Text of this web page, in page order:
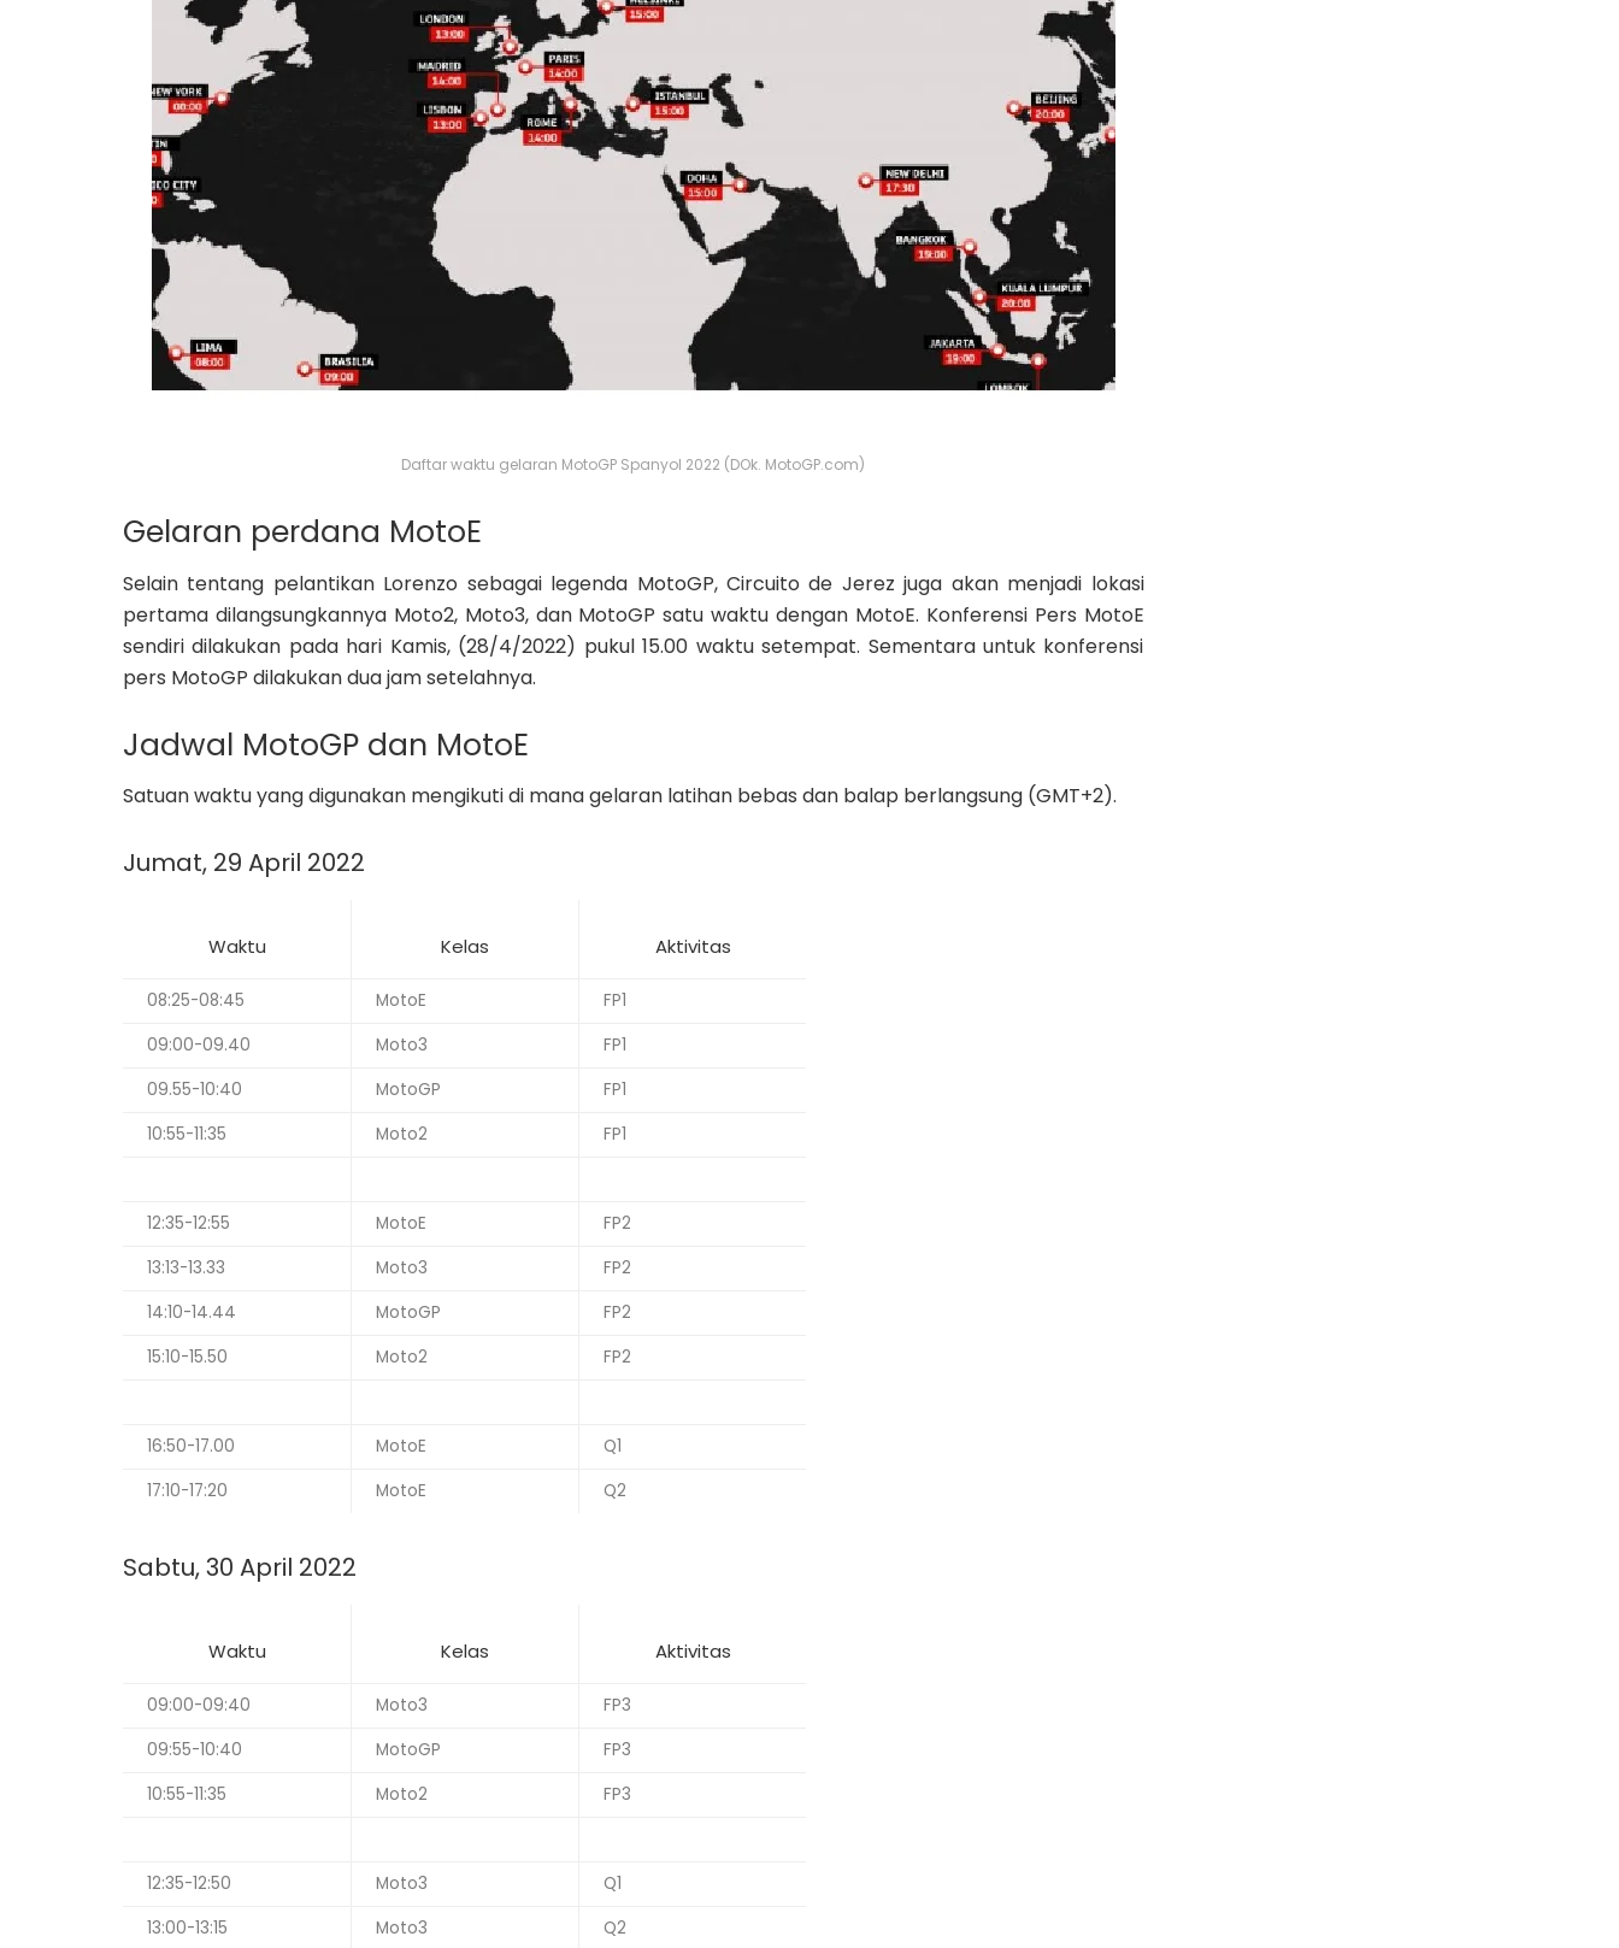
Daftar waktu gelaran MotoGP Spanyol 2022 (DOk. MotoGP.com)
Gelaran perdana MotoE
Selain tentang pelantikan Lorenzo sebagai legenda MotoGP, Circuito de Jerez juga akan menjadi lokasi
pertama dilangsungkannya Moto2, Moto3, dan MotoGP satu waktu dengan MotoE. Konferensi Pers MotoE
sendiri dilakukan pada hari Kamis, (28/4/2022) pukul 15.00 waktu setempat. Sementara untuk konferensi
pers MotoGP dilakukan dua jam setelahnya.
Jadwal MotoGP dan MotoE
Satuan waktu yang digunakan mengikuti di mana gelaran latihan bebas dan balap berlangsung (GMT+2).
Jumat, 29 April 2022
Waktu Kelas Aktivitas
08:25-08:45 MotoE
FP1
09:00-09.40
Moto3
FP1
09.55-10:40
MotoGP
FP1
10:55-11:35
Moto2 FP1
12:35-12:55 MotoE
FP2
13:13-13.33
Moto3
FP2
14:10-14.44
MotoGP
FP2
15:10-15.50
Moto2 FP2
16:50-17.00 MotoE
Q1
17:10-17:20
MotoE Q2
Sabtu, 30 April 2022
Waktu Kelas Aktivitas
09:00-09:40 Moto3
FP3
09:55-10:40
MotoGP
FP3
10:55-11:35
Moto2 FP3
12:35-12:50 Moto3
Q1
13:00-13:15
Moto3 Q2